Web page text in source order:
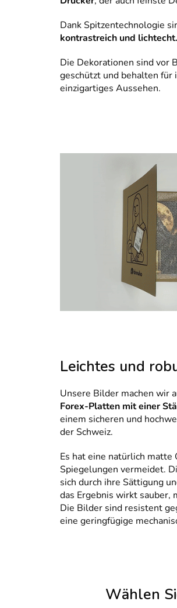
Dank Spitzentechnologie
kontrastreich und lichtecht.
Die Dekorationen sind vor
geschützt und behalten für
einzigartiges Aussehen.
Leichtes und
Unsere Bilder machen wir
Forex-Platten mit einer
einem sicheren und
der Schweiz.
Es hat eine natürlich matte
Spiegelungen vermeidet.
sich durch ihre Sättigung
das Ergebnis wirkt sauber,
Die Bilder sind resistent
eine geringfügige
Wählen